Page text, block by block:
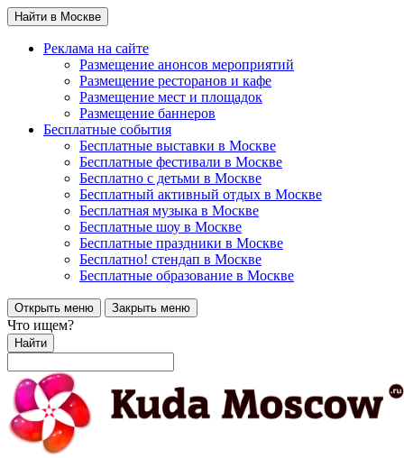
Найти в Москве
Реклама на сайте
Размещение анонсов мероприятий
Размещение ресторанов и кафе
Размещение мест и площадок
Размещение баннеров
Бесплатные события
Бесплатные выставки в Москве
Бесплатные фестивали в Москве
Бесплатно с детьми в Москве
Бесплатный активный отдых в Москве
Бесплатная музыка в Москве
Бесплатные шоу в Москве
Бесплатные праздники в Москве
Бесплатно! стендап в Москве
Бесплатные образование в Москве
Открыть меню Закрыть меню
Что ищем?
Найти